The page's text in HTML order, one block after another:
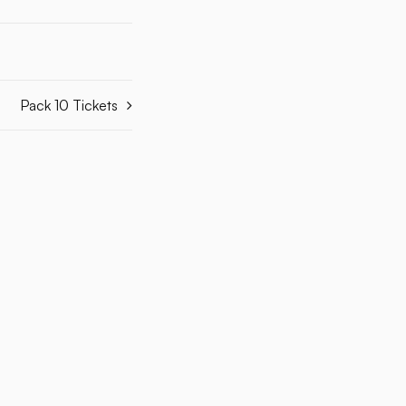
Pack 10 Tickets